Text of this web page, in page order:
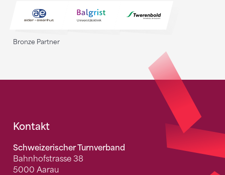
Bronze Partner
Fusszeile
Kontakt
Schweizerischer Turnverband
Bahnhofstrasse 38
5000 Aarau